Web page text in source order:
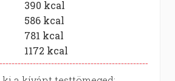
390 kcal
586 kcal
781 kcal
1172 kcal